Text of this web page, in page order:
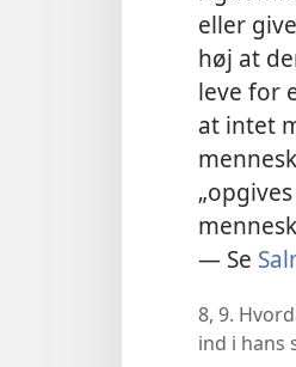
eller
høj at
leve for
at intet
— Se
8, 9.
ind i